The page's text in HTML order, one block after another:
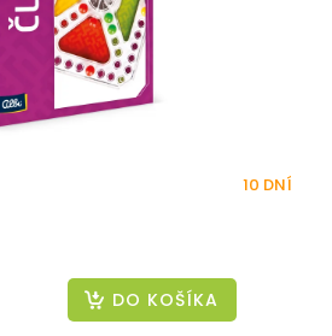
10 DNÍ
DO KOŠÍKA